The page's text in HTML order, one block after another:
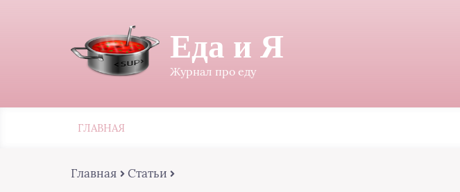
Еда и Я
Журнал про еду
ГЛАВНАЯ
Главная Статьи